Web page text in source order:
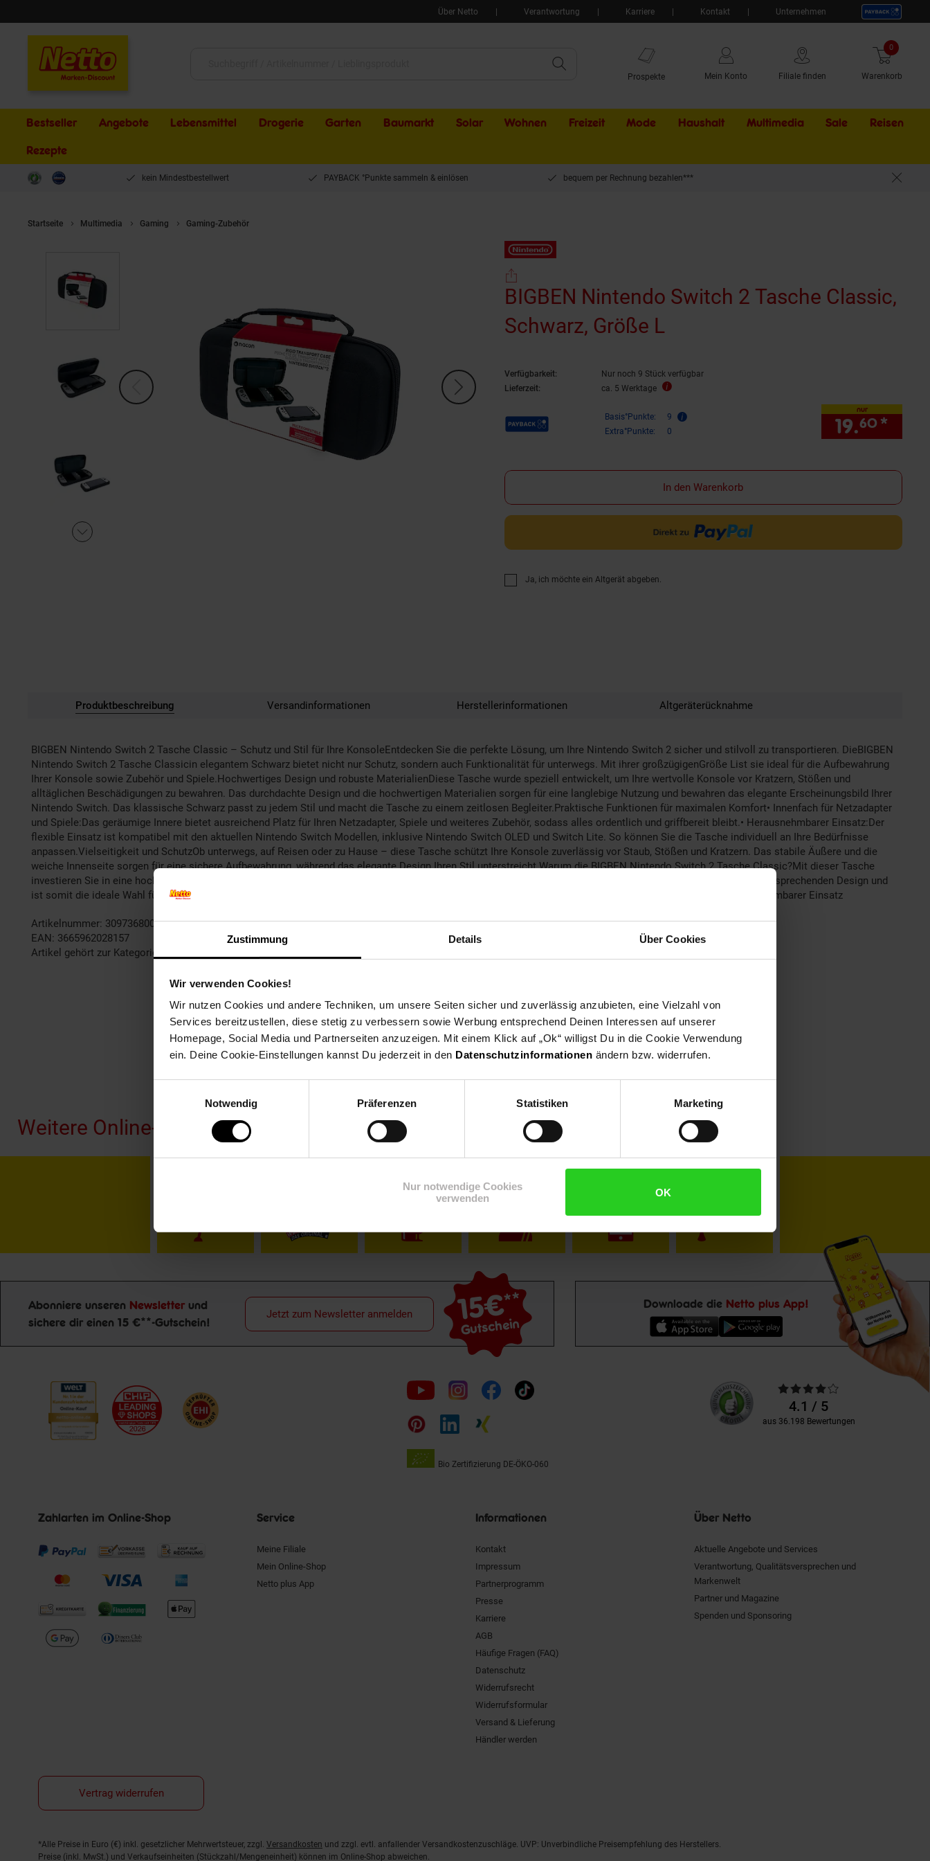
Zustimmung Details Über Cookies
Wir verwenden Cookies!
Wir nutzen Cookies und andere Techniken, um unsere Seiten sicher und zuverlässig anzubieten, eine Vielzahl von
Services bereitzustellen, diese stetig zu verbessern sowie Werbung entsprechend Deinen Interessen auf unserer
Homepage, Social Media und Partnerseiten anzuzeigen. Mit einem Klick auf „Ok“ willigst Du in die Cookie Verwendung
ein. Deine Cookie-Einstellungen kannst Du jederzeit in den Datenschutzinformationen ändern bzw. widerrufen.
Notwendig
Präferenzen Statistiken Marketing
Nur notwendige Cookies
verwenden
OK
Über Netto Verantwortung Karriere Kontakt Unternehmen
Prospekte Mein Konto Filiale finden Warenkorb
0 Artikel
Bestseller Angebote Lebensmittel Drogerie Garten Baumarkt Solar Wohnen Freizeit Mode Haushalt Multimedia Sale Externer
Reisen
Rezepte
kein Mindestbestellwert PAYBACK °Punkte sammeln & einlösen bequem per Rechnung bezahlen***
Startseite Multimedia Gaming Gaming-Zubehör
BIGBEN Nintendo Switch 2 Tasche Classic,
Schwarz, Größe L
Verfügbarkeit:
Nur noch 9 Stück verfügbar
Lieferzeit:
ca. 5 Werktage
Payback Punkte Basis°Punkte:
9
Extra°Punkte:
0
nur
19.60 *
In den Warenkorb
Ja, ich möchte ein Altgerät abgeben.
Produktbeschreibung Versandinformationen Herstellerinformationen Altgeräterücknahme
BIGBEN Nintendo Switch 2 Tasche Classic – Schutz und Stil für Ihre KonsoleEntdecken Sie die perfekte Lösung, um Ihre Nintendo Switch 2 sicher und stilvoll zu transportieren. DieBIGBEN
Nintendo Switch 2 Tasche Classicin elegantem Schwarz bietet nicht nur Schutz, sondern auch Funktionalität für unterwegs. Mit ihrer großzügigenGröße List sie ideal für die Aufbewahrung
Ihrer Konsole sowie Zubehör und Spiele.Hochwertiges Design und robuste MaterialienDiese Tasche wurde speziell entwickelt, um Ihre wertvolle Konsole vor Kratzern, Stößen und
alltäglichen Beschädigungen zu bewahren. Das durchdachte Design und die hochwertigen Materialien sorgen für eine langlebige Nutzung und bewahren das elegante Erscheinungsbild Ihrer
Nintendo Switch. Das klassische Schwarz passt zu jedem Stil und macht die Tasche zu einem zeitlosen Begleiter.Praktische Funktionen für maximalen Komfort• Innenfach für Netzadapter
und Spiele:Das geräumige Innere bietet ausreichend Platz für Ihren Netzadapter, Spiele und weiteres Zubehör, sodass alles ordentlich und griffbereit bleibt.• Herausnehmbarer Einsatz:Der
flexible Einsatz ist kompatibel mit den aktuellen Nintendo Switch Modellen, inklusive Nintendo Switch OLED und Switch Lite. So können Sie die Tasche individuell an Ihre Bedürfnisse
anpassen.Vielseitigkeit und SchutzOb unterwegs, auf Reisen oder zu Hause – diese Tasche schützt Ihre Konsole zuverlässig vor Staub, Stößen und Kratzern. Das stabile Äußere und die
weiche Innenseite sorgen für eine sichere Aufbewahrung, während das elegante Design Ihren Stil unterstreicht.Warum die BIGBEN Nintendo Switch 2 Tasche Classic?Mit dieser Tasche
investieren Sie in eine hochwertige, funktionale und stilvolle Lösung, um Ihre Nintendo Switch 2 optimal zu schützen. Sie vereint praktischen Nutzen mit einem ansprechenden Design und
ist somit die ideale Wahl für alle, die ihre Konsole sicher und elegant unterwegs mitnehmen möchten.LieferumfangNintendo Switch Tasche, Innenfach, herausnehmbarer Einsatz
Artikelnummer: 3097368000
EAN: 3665962028157
Artikel gehört zur Kategorie:
Weitere Online-Angebote
NettoKOM Karriere
Newsletter Anmeldung
Abonniere unseren Newsletter und
sichere dir einen 15 €**-Gutschein!
15€**
Gutschein
Jetzt zum Newsletter anmelden
Downloade die Netto plus App!
Folge
uns
auf
Bio Zertifizierung DE-ÖKO-060
Unsere
Kundenbewertungen
Durchschnittliche
Bewertungen4.1 / 5
aus 36.198 Bewertungen
Zahlarten im Online-Shop Service
Meine Filiale
Mein Online-Shop
Netto plus App
Informationen
Kontakt
Impressum
Partnerprogramm
Presse
Karriere
AGB
Häufige Fragen (FAQ)
Datenschutz
Widerrufsrecht
Widerrufsformular
Versand & Lieferung
Händler werden
Über Netto
Aktuelle Angebote und Services
Verantwortung, Qualitätsversprechen und
Markenwelt
Partner und Magazine
Spenden und Sponsoring
Vertrag widerrufen
Fußnoten
*Alle Preise in Euro (€) inkl. gesetzlicher Mehrwertsteuer, zzgl. Versandkosten und zzgl. evtl. anfallender Versandkostenzuschläge. UVP: Unverbindliche Preisempfehlung des Herstellers.
Preise (inkl. MwSt.) und Verkaufseinheiten (Stückzahl/Mengeneinheit) können im Online-Shop abweichen.